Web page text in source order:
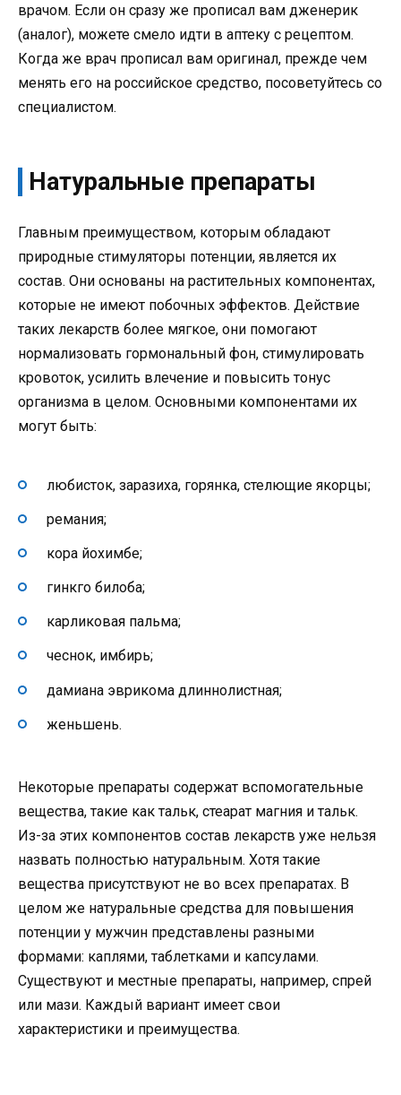
врачом. Если он сразу же прописал вам дженерик
(аналог), можете смело идти в аптеку с рецептом.
Когда же врач прописал вам оригинал, прежде чем
менять его на российское средство, посоветуйтесь со
специалистом.
Натуральные препараты
Главным преимуществом, которым обладают
природные стимуляторы потенции, является их
состав. Они основаны на растительных компонентах,
которые не имеют побочных эффектов. Действие
таких лекарств более мягкое, они помогают
нормализовать гормональный фон, стимулировать
кровоток, усилить влечение и повысить тонус
организма в целом. Основными компонентами их
могут быть:
любисток, заразиха, горянка, стелющие якорцы;
ремания;
кора йохимбе;
гинкго билоба;
карликовая пальма;
чеснок, имбирь;
дамиана эврикома длиннолистная;
женьшень.
Некоторые препараты содержат вспомогательные
вещества, такие как тальк, стеарат магния и тальк.
Из-за этих компонентов состав лекарств уже нельзя
назвать полностью натуральным. Хотя такие
вещества присутствуют не во всех препаратах. В
целом же натуральные средства для повышения
потенции у мужчин представлены разными
формами: каплями, таблетками и капсулами.
Существуют и местные препараты, например, спрей
или мази. Каждый вариант имеет свои
характеристики и преимущества.